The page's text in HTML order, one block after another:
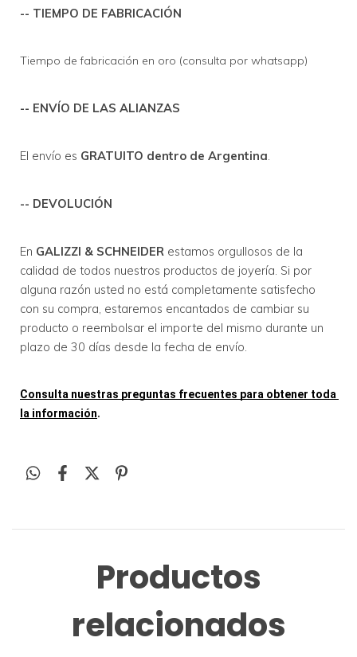
-- TIEMPO DE FABRICACIÓN
Tiempo de fabricación en oro (consulta por whatsapp)
-- ENVÍO DE LAS ALIANZAS
El envío es GRATUITO dentro de Argentina.
-- DEVOLUCIÓN
En GALIZZI & SCHNEIDER estamos orgullosos de la
calidad de todos nuestros productos de joyería. Si por
alguna razón usted no está completamente satisfecho
con su compra, estaremos encantados de cambiar su
producto o reembolsar el importe del mismo durante un
plazo de 30 días desde la fecha de envío.
Consulta nuestras preguntas frecuentes para obtener toda
la información.
Productos
relacionados